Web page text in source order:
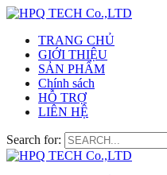
TRANG CHỦ
GIỚI THIỆU
SẢN PHẨM
Chính sách
HỖ TRỢ
LIÊN HỆ
Search for: